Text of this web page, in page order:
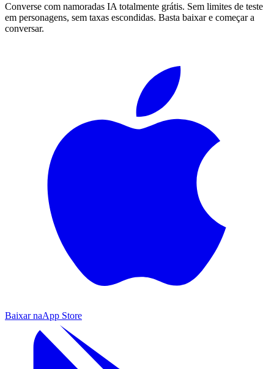
Converse com namoradas IA totalmente grátis. Sem limites de teste
em personagens, sem taxas escondidas. Basta baixar e começar a
conversar.
Baixar naApp Store